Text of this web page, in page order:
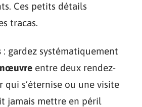
Ces petits détails
tracas.
: gardez systématiquement
entre deux rendez-
qui s’éternise ou une visite
jamais mettre en péril